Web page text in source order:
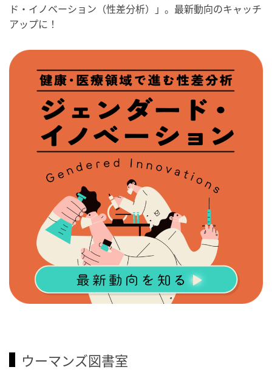
ド・イノベーション（性差分析）」。最新動向のキャッチ
アップに！
ウーマンズ図書室